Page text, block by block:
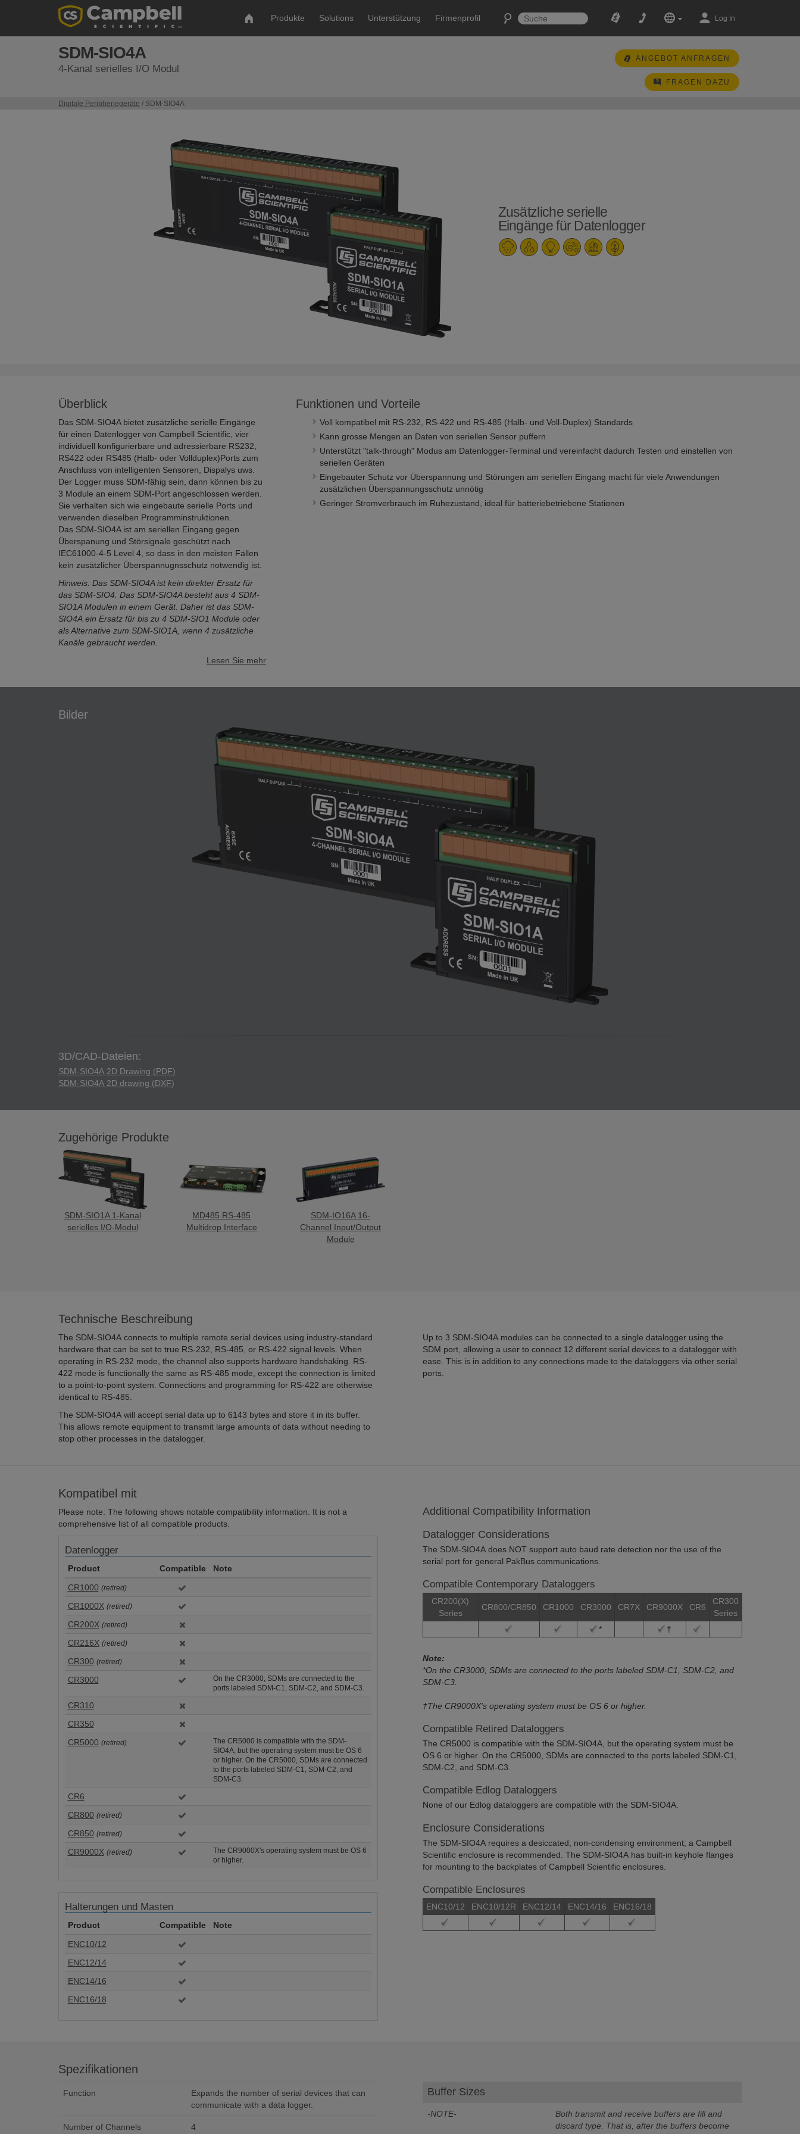
Produkte Solutions Unterstützung Firmenprofil Log In
SDM-SIO4A
4-Kanal serielles I/O Modul
ANGEBOT ANFRAGEN
FRAGEN DAZU
Digitale Peripheriegeräte / SDM-SIO4A
Zusätzliche serielle
Eingänge für Datenlogger
Überblick
Das SDM-SIO4A bietet zusätzliche serielle Eingänge
für einen Datenlogger von Campbell Scientific, vier
individuell konfigurierbare und adressierbare RS232,
RS422 oder RS485 (Halb- oder Vollduplex)Ports zum
Anschluss von intelligenten Sensoren, Dispalys uws.
Der Logger muss SDM-fähig sein, dann können bis zu
3 Module an einem SDM-Port angeschlossen werden.
Sie verhalten sich wie eingebaute serielle Ports und
verwenden dieselben Programminstruktionen.
Das SDM-SIO4A ist am seriellen Eingang gegen
Überspanung und Störsignale geschützt nach
IEC61000-4-5 Level 4, so dass in den meisten Fällen
kein zusätzlicher Überspannugnsschutz notwendig ist.
Hinweis: Das SDM-SIO4A ist kein direkter Ersatz für
das SDM-SIO4. Das SDM-SIO4A besteht aus 4 SDM-
SIO1A Modulen in einem Gerät. Daher ist das SDM-
SIO4A ein Ersatz für bis zu 4 SDM-SIO1 Module oder
als Alternative zum SDM-SIO1A, wenn 4 zusätzliche
Kanäle gebraucht werden.
Lesen Sie mehr
Funktionen und Vorteile
Voll kompatibel mit RS-232, RS-422 und RS-485 (Halb- und Voll-Duplex) Standards
Kann grosse Mengen an Daten von seriellen Sensor puffern
Unterstützt "talk-through" Modus am Datenlogger-Terminal und vereinfacht dadurch Testen und einstellen von
seriellen Geräten
Eingebauter Schutz vor Überspannung und Störungen am seriellen Eingang macht für viele Anwendungen
zusätzlichen Überspannungsschutz unnötig
Geringer Stromverbrauch im Ruhezustand, ideal für batteriebetriebene Stationen
Bilder
3D/CAD-Dateien:
SDM-SIO4A 2D Drawing (PDF)
SDM-SIO4A 2D drawing (DXF)
Zugehörige Produkte
SDM-SIO1A 1-Kanal
serielles I/O-Modul
MD485 RS-485
Multidrop Interface
SDM-IO16A 16-
Channel Input/Output
Module
Technische Beschreibung
The SDM-SIO4A connects to multiple remote serial devices using industry-standard
hardware that can be set to true RS-232, RS-485, or RS-422 signal levels. When
operating in RS-232 mode, the channel also supports hardware handshaking. RS-
422 mode is functionally the same as RS-485 mode, except the connection is limited
to a point-to-point system. Connections and programming for RS-422 are otherwise
identical to RS-485.
The SDM-SIO4A will accept serial data up to 6143 bytes and store it in its buffer.
This allows remote equipment to transmit large amounts of data without needing to
stop other processes in the datalogger.
Up to 3 SDM-SIO4A modules can be connected to a single datalogger using the
SDM port, allowing a user to connect 12 different serial devices to a datalogger with
ease. This is in addition to any connections made to the dataloggers via other serial
ports.
Kompatibel mit
Please note: The following shows notable compatibility information. It is not a
comprehensive list of all compatible products.
Datenlogger
Product Compatible
Note
CR1000 (retired)
CR1000X (retired)
CR200X (retired)
CR216X (retired)
CR300 (retired)
CR3000
On the CR3000, SDMs are connected to the
ports labeled SDM-C1, SDM-C2, and SDM-C3.
CR310
CR350
CR5000 (retired)
The CR5000 is compatible with the SDM-
SIO4A, but the operating system must be OS 6
or higher. On the CR5000, SDMs are connected
to the ports labeled SDM-C1, SDM-C2, and
SDM-C3.
CR6
CR800 (retired)
CR850 (retired)
CR9000X (retired)
The CR9000X's operating system must be OS 6
or higher.
Halterungen und Masten
Product Compatible
Note
ENC10/12
ENC12/14
ENC14/16
ENC16/18
Additional Compatibility Information
Datalogger Considerations
The SDM-SIO4A does NOT support auto baud rate detection nor the use of the
serial port for general PakBus communications.
Compatible Contemporary Dataloggers
CR200(X)
Series
CR800/CR850 CR1000 CR3000 CR7X CR9000X CR6
CR300
Series
*
†
Note:
*On the CR3000, SDMs are connected to the ports labeled SDM-C1, SDM-C2, and
SDM-C3.
†The CR9000X's operating system must be OS 6 or higher.
Compatible Retired Dataloggers
The CR5000 is compatible with the SDM-SIO4A, but the operating system must be
OS 6 or higher. On the CR5000, SDMs are connected to the ports labeled SDM-C1,
SDM-C2, and SDM-C3.
Compatible Edlog Dataloggers
None of our Edlog dataloggers are compatible with the SDM-SIO4A.
Enclosure Considerations
The SDM-SIO4A requires a desiccated, non-condensing environment; a Campbell
Scientific enclosure is recommended. The SDM-SIO4A has built-in keyhole flanges
for mounting to the backplates of Campbell Scientific enclosures.
Compatible Enclosures
ENC10/12 ENC10/12R ENC12/14 ENC14/16 ENC16/18
Spezifikationen
Function
Expands the number of serial devices that can
communicate with a data logger.
Number of Channels 4
Buffer Sizes
-NOTE-
Both transmit and receive buffers are fill and
discard type.
That is, after the buffers become